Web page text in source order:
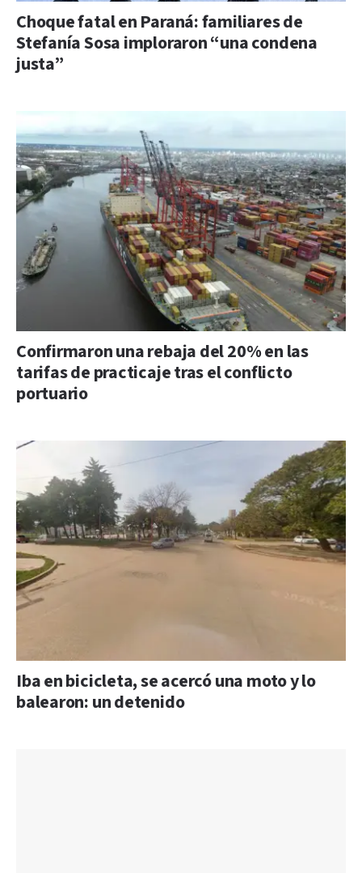
Choque fatal en Paraná: familiares de
Stefanía Sosa imploraron “una condena
justa”
Confirmaron una rebaja del 20% en las
tarifas de practicaje tras el conflicto
portuario
Iba en bicicleta, se acercó una moto y lo
balearon: un detenido